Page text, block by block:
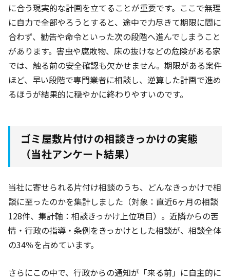
に合う現実的な計画を立てることが重要です。ここで無理
に自力で全部やろうとすると、途中で力尽きて期限に間に
合わず、勧告や命令といった次の段階へ進んでしまうこと
があります。害虫や腐敗物、床の抜けなどの危険がある家
では、触る前の安全確認も欠かせません。期限がある案件
ほど、早い段階で専門業者に相談し、逆算した計画で進め
るほうが結果的に穏やかに終わりやすいのです。
ゴミ屋敷片付けの相談きっかけの実態
（当社アンケート結果）
当社に寄せられる片付け相談のうち、どんなきっかけで相
談に至ったのかを集計しました（対象：直近6ヶ月の相談
128件、集計軸：相談きっかけ上位項目）。近隣からの苦
情・行政の指導・条例をきっかけとした相談が、相談全体
の34％を占めています。
さらにこの中で、行政からの通知が「来る前」に自主的に